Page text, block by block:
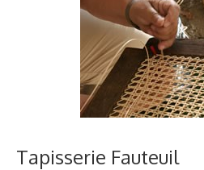
Tapisserie Fauteuil